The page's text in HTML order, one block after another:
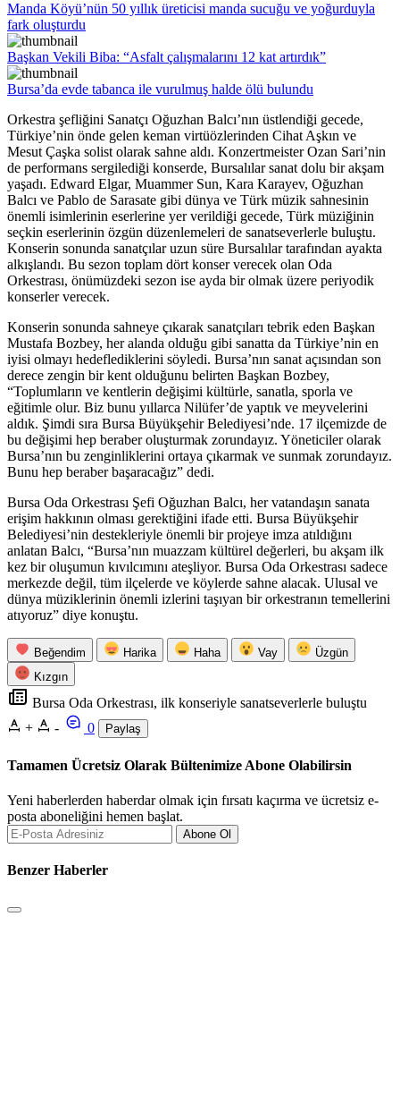
Manda Köyü’nün 50 yıllık üreticisi manda sucuğu ve yoğurduyla
fark oluşturdu
Başkan Vekili Biba: “Asfalt çalışmalarını 12 kat artırdık”
Bursa’da evde tabanca ile vurulmuş halde ölü bulundu
Orkestra şefliğini Sanatçı Oğuzhan Balcı’nın üstlendiği gecede,
Türkiye’nin önde gelen keman virtüözlerinden Cihat Aşkın ve
Mesut Çaşka solist olarak sahne aldı. Konzertmeister Ozan Sari’nin
de performans sergilediği konserde, Bursalılar sanat dolu bir akşam
yaşadı. Edward Elgar, Muammer Sun, Kara Karayev, Oğuzhan
Balcı ve Pablo de Sarasate gibi dünya ve Türk müzik sahnesinin
önemli isimlerinin eserlerine yer verildiği gecede, Türk müziğinin
seçkin eserlerinin özgün düzenlemeleri de sanatseverlerle buluştu.
Konserin sonunda sanatçılar uzun süre Bursalılar tarafından ayakta
alkışlandı. Bu sezon toplam dört konser verecek olan Oda
Orkestrası, önümüzdeki sezon ise ayda bir olmak üzere periyodik
konserler verecek.
Konserin sonunda sahneye çıkarak sanatçıları tebrik eden Başkan
Mustafa Bozbey, her alanda olduğu gibi sanatta da Türkiye’nin en
iyisi olmayı hedeflediklerini söyledi. Bursa’nın sanat açısından son
derece zengin bir kent olduğunu belirten Başkan Bozbey,
“Toplumların ve kentlerin değişimi kültürle, sanatla, sporla ve
eğitimle olur. Biz bunu yıllarca Nilüfer’de yaptık ve meyvelerini
aldık. Şimdi sıra Bursa Büyükşehir Belediyesi’nde. 17 ilçemizde de
bu değişimi hep beraber oluşturmak zorundayız. Yöneticiler olarak
Bursa’nın bu zenginliklerini ortaya çıkarmak ve sunmak zorundayız.
Bunu hep beraber başaracağız” dedi.
Bursa Oda Orkestrası Şefi Oğuzhan Balcı, her vatandaşın sanata
erişim hakkının olması gerektiğini ifade etti. Bursa Büyükşehir
Belediyesi’nin destekleriyle önemli bir projeye imza atıldığını
anlatan Balcı, “Bursa’nın muazzam kültürel değerleri, bu akşam ilk
kez bir oluşumun kıvılcımını ateşliyor. Bursa Oda Orkestrası sadece
merkezde değil, tüm ilçelerde ve köylerde sahne alacak. Ulusal ve
dünya müziklerinin önemli izlerini taşıyan bir orkestranın temellerini
atıyoruz” diye konuştu.
Beğendim Harika Haha Vay
Üzgün
Kızgın
Bursa Oda Orkestrası, ilk konseriyle sanatseverlerle buluştu
+
- 0 Paylaş
Tamamen Ücretsiz Olarak Bültenimize Abone Olabilirsin
Yeni haberlerden haberdar olmak için fırsatı kaçırma ve ücretsiz e-
posta aboneliğini hemen başlat.
Abone Ol
Benzer Haberler